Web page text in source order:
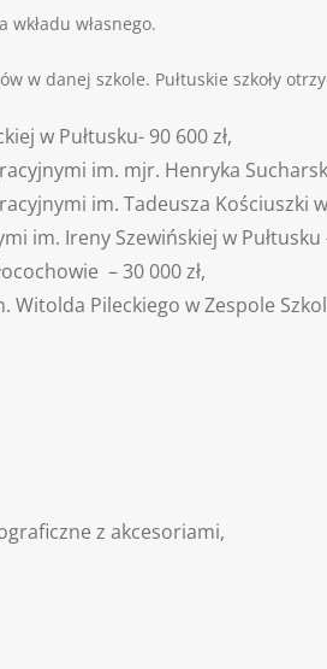
własnego.
w danej szkole. Pułtuskie szkoły
w Pułtusku- 90 600 zł,
im. mjr. Henryka
im. Tadeusza Kościuszki w
im. Ireny Szewińskiej w Pułtusku
– 30 000 zł,
Pileckiego w Zespole
z akcesoriami,